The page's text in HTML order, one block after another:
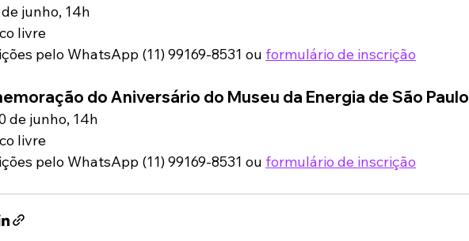
junho, 14h
livre
pelo WhatsApp (11) 99169-8531 ou formulário de inscrição
do Aniversário do Museu da Energia de São Paulo
de junho, 14h
livre
pelo WhatsApp (11) 99169-8531 ou formulário de inscrição